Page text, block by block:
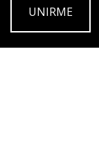
UNIRME